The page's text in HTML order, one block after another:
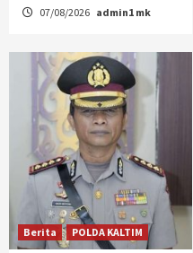
07/08/2026 admin1 mk
Berita POLDA KALTIM